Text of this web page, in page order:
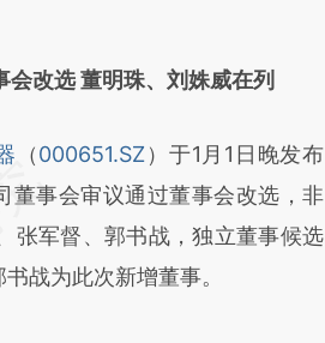
会改选 董明珠、刘姝威在列
（000651.SZ ）于1月1日晚发布
董事会审议通过董事会改选，非
张军督、郭书战，独立董事候选
战为此次新增董事。